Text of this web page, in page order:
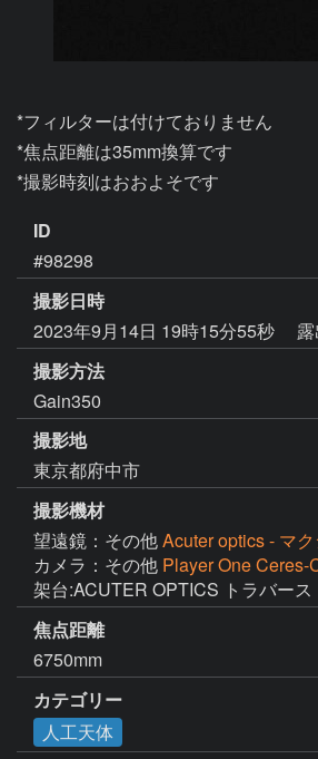
*フィルターは付けておりません
*焦点距離は35mm換算です
*撮影時刻はおおよそです
ID
#98298
撮影日時
2023年9月14日 19時15分55秒
撮影方法
Gain350
撮影地
東京都府中市
撮影機材
望遠鏡：その他Acuter optics - マ
カメラ：その他 Player One Ceres-
架台:ACUTER OPTICS トラバース
焦点距離
6750mm
カテゴリー
人工天体